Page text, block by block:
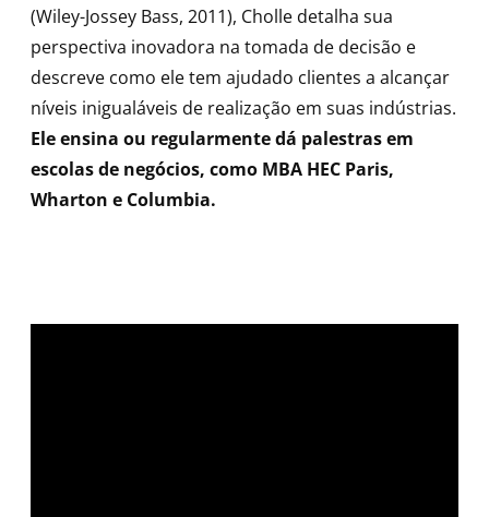
(Wiley-Jossey Bass, 2011), Cholle detalha sua
perspectiva inovadora na tomada de decisão e
descreve como ele tem ajudado clientes a alcançar
níveis inigualáveis de realização em suas indústrias.
Ele ensina ou regularmente dá palestras em
escolas de negócios, como MBA HEC Paris,
Wharton e Columbia.